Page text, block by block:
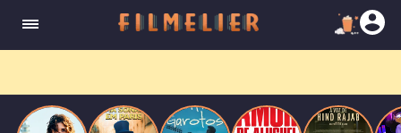
escrevia e a vida real começa a desaparecer.